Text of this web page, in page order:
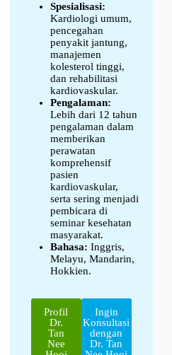
Spesialisasi:
Kardiologi umum,
pencegahan
penyakit jantung,
manajemen
kolesterol tinggi,
dan rehabilitasi
kardiovaskular.
Pengalaman:
Lebih dari 12 tahun
pengalaman dalam
memberikan
perawatan
komprehensif
pasien
kardiovaskular,
serta sering menjadi
pembicara di
seminar kesehatan
masyarakat.
Bahasa: Inggris,
Melayu, Mandarin,
Hokkien.
Profil
Dr.
Tan
Nee
Ingin
Konsultasi
dengan
Dr. Tan